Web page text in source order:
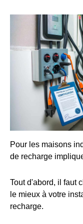
Pour les maisons
de recharge
Tout d'abord, il faut
le mieux à votre
recharge.